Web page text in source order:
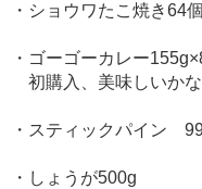
・ショウワたこ焼き
・ゴーゴーカレー
初購入、美味しいかな
・スティックパイン
・しょうが500g